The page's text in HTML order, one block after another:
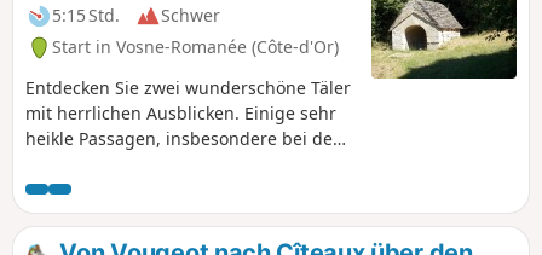
5:15 Std.
Schwer
Start in Vosne-Romanée (Côte-d'Or)
Entdecken Sie zwei wunderschöne Täler
mit herrlichen Ausblicken. Einige sehr
heikle Passagen, insbesondere bei den
erforderlich ist. Sie haben die
Möglichkeit, diese Schwierigkeiten zu
umgehen, aber dann entgehen Ihnen